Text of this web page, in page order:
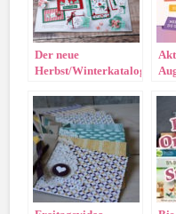
Der neue
Herbst/Winterkatalog
Katalogtour!